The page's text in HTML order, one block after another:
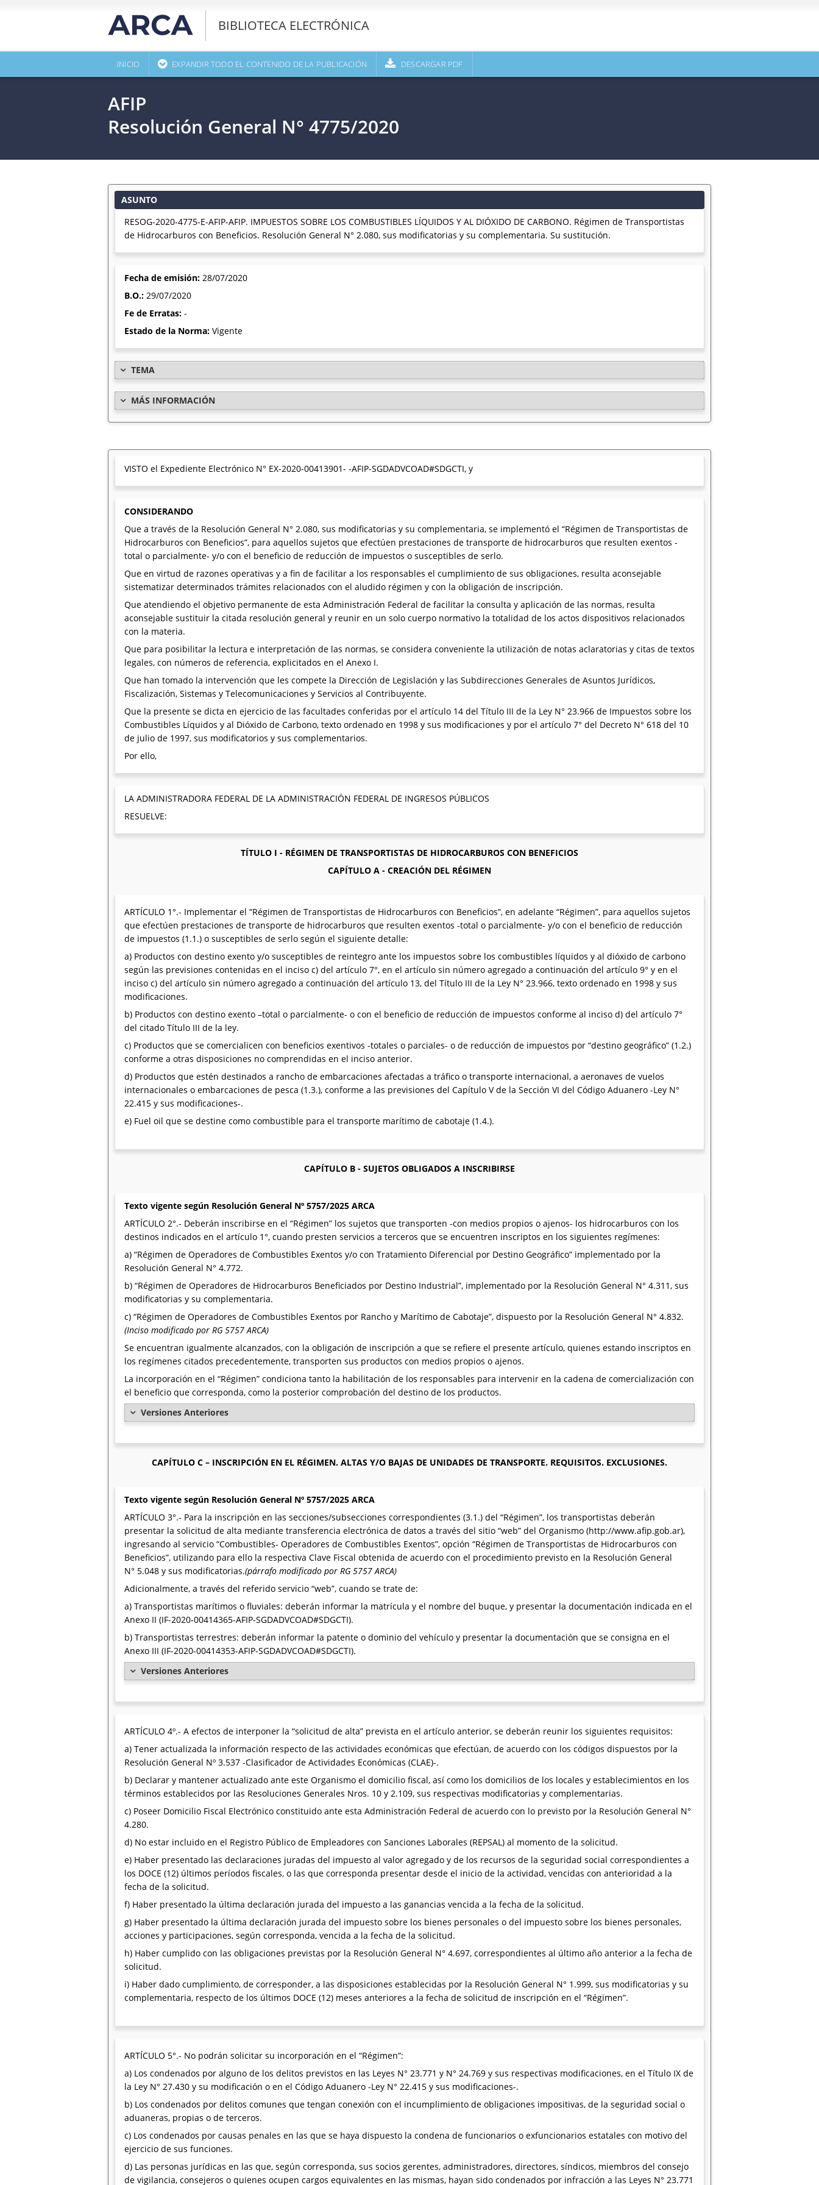
BIBLIOTECA ELECTRÓNICA
INICIO EXPANDIR TODO EL CONTENIDO DE LA PUBLICACIÓN DESCARGAR PDF
AFIP
Resolución General N° 4775/2020
ASUNTO
RESOG-2020-4775-E-AFIP-AFIP. IMPUESTOS SOBRE LOS COMBUSTIBLES LÍQUIDOS Y AL DIÓXIDO DE CARBONO. Régimen de Transportistas
de Hidrocarburos con Beneficios. Resolución General N° 2.080, sus modificatorias y su complementaria. Su sustitución.
Fecha de emisión: 28/07/2020
B.O.: 29/07/2020
Fe de Erratas: -
Estado de la Norma: Vigente
TEMA
MÁS INFORMACIÓN
VISTO el Expediente Electrónico N° EX-2020-00413901- -AFIP-SGDADVCOAD#SDGCTI, y
CONSIDERANDO
Que a través de la Resolución General N° 2.080, sus modificatorias y su complementaria, se implementó el “Régimen de Transportistas de
Hidrocarburos con Beneficios”, para aquellos sujetos que efectúen prestaciones de transporte de hidrocarburos que resulten exentos -
total o parcialmente- y/o con el beneficio de reducción de impuestos o susceptibles de serlo.
Que en virtud de razones operativas y a fin de facilitar a los responsables el cumplimiento de sus obligaciones, resulta aconsejable
sistematizar determinados trámites relacionados con el aludido régimen y con la obligación de inscripción.
Que atendiendo el objetivo permanente de esta Administración Federal de facilitar la consulta y aplicación de las normas, resulta
aconsejable sustituir la citada resolución general y reunir en un solo cuerpo normativo la totalidad de los actos dispositivos relacionados
con la materia.
Que para posibilitar la lectura e interpretación de las normas, se considera conveniente la utilización de notas aclaratorias y citas de textos
legales, con números de referencia, explicitados en el Anexo I.
Que han tomado la intervención que les compete la Dirección de Legislación y las Subdirecciones Generales de Asuntos Jurídicos,
Fiscalización, Sistemas y Telecomunicaciones y Servicios al Contribuyente.
Que la presente se dicta en ejercicio de las facultades conferidas por el artículo 14 del Título III de la Ley N° 23.966 de Impuestos sobre los
Combustibles Líquidos y al Dióxido de Carbono, texto ordenado en 1998 y sus modificaciones y por el artículo 7° del Decreto N° 618 del 10
de julio de 1997, sus modificatorios y sus complementarios.
Por ello,
LA ADMINISTRADORA FEDERAL DE LA ADMINISTRACIÓN FEDERAL DE INGRESOS PÚBLICOS
RESUELVE:
TÍTULO I - RÉGIMEN DE TRANSPORTISTAS DE HIDROCARBUROS CON BENEFICIOS
CAPÍTULO A - CREACIÓN DEL RÉGIMEN
ARTÍCULO 1°.- Implementar el “Régimen de Transportistas de Hidrocarburos con Beneficios”, en adelante “Régimen”, para aquellos sujetos
que efectúen prestaciones de transporte de hidrocarburos que resulten exentos -total o parcialmente- y/o con el beneficio de reducción
de impuestos (1.1.) o susceptibles de serlo según el siguiente detalle:
a) Productos con destino exento y/o susceptibles de reintegro ante los impuestos sobre los combustibles líquidos y al dióxido de carbono
según las previsiones contenidas en el inciso c) del artículo 7°, en el artículo sin número agregado a continuación del artículo 9° y en el
inciso c) del artículo sin número agregado a continuación del artículo 13, del Título III de la Ley N° 23.966, texto ordenado en 1998 y sus
modificaciones.
b) Productos con destino exento –total o parcialmente- o con el beneficio de reducción de impuestos conforme al inciso d) del artículo 7°
del citado Título III de la ley.
c) Productos que se comercialicen con beneficios exentivos -totales o parciales- o de reducción de impuestos por “destino geográfico” (1.2.)
conforme a otras disposiciones no comprendidas en el inciso anterior.
d) Productos que estén destinados a rancho de embarcaciones afectadas a tráfico o transporte internacional, a aeronaves de vuelos
internacionales o embarcaciones de pesca (1.3.), conforme a las previsiones del Capítulo V de la Sección VI del Código Aduanero -Ley N°
22.415 y sus modificaciones-.
e) Fuel oil que se destine como combustible para el transporte marítimo de cabotaje (1.4.).
CAPÍTULO B - SUJETOS OBLIGADOS A INSCRIBIRSE
Texto vigente según Resolución General Nº 5757/2025 ARCA
ARTÍCULO 2°.- Deberán inscribirse en el “Régimen” los sujetos que transporten -con medios propios o ajenos- los hidrocarburos con los
destinos indicados en el artículo 1°, cuando presten servicios a terceros que se encuentren inscriptos en los siguientes regímenes:
a) “Régimen de Operadores de Combustibles Exentos y/o con Tratamiento Diferencial por Destino Geográfico” implementado por la
Resolución General N° 4.772.
b) “Régimen de Operadores de Hidrocarburos Beneficiados por Destino Industrial”, implementado por la Resolución General N° 4.311, sus
modificatorias y su complementaria.
c) “Régimen de Operadores de Combustibles Exentos por Rancho y Marítimo de Cabotaje”, dispuesto por la Resolución General N° 4.832.
(Inciso modificado por RG 5757 ARCA)
Se encuentran igualmente alcanzados, con la obligación de inscripción a que se refiere el presente artículo, quienes estando inscriptos en
los regímenes citados precedentemente, transporten sus productos con medios propios o ajenos.
La incorporación en el “Régimen” condiciona tanto la habilitación de los responsables para intervenir en la cadena de comercialización con
el beneficio que corresponda, como la posterior comprobación del destino de los productos.
Versiones Anteriores
CAPÍTULO C – INSCRIPCIÓN EN EL RÉGIMEN. ALTAS Y/O BAJAS DE UNIDADES DE TRANSPORTE. REQUISITOS. EXCLUSIONES.
Texto vigente según Resolución General Nº 5757/2025 ARCA
ARTÍCULO 3°.- Para la inscripción en las secciones/subsecciones correspondientes (3.1.) del “Régimen”, los transportistas deberán
presentar la solicitud de alta mediante transferencia electrónica de datos a través del sitio “web” del Organismo (http://www.afip.gob.ar),
ingresando al servicio “Combustibles- Operadores de Combustibles Exentos”, opción “Régimen de Transportistas de Hidrocarburos con
Beneficios”, utilizando para ello la respectiva Clave Fiscal obtenida de acuerdo con el procedimiento previsto en la Resolución General
N° 5.048 y sus modificatorias.(párrafo modificado por RG 5757 ARCA)
Adicionalmente, a través del referido servicio “web”, cuando se trate de:
a) Transportistas marítimos o fluviales: deberán informar la matrícula y el nombre del buque, y presentar la documentación indicada en el
Anexo II (IF-2020-00414365-AFIP-SGDADVCOAD#SDGCTI).
b) Transportistas terrestres: deberán informar la patente o dominio del vehículo y presentar la documentación que se consigna en el
Anexo III (IF-2020-00414353-AFIP-SGDADVCOAD#SDGCTI).
Versiones Anteriores
ARTÍCULO 4º.- A efectos de interponer la “solicitud de alta” prevista en el artículo anterior, se deberán reunir los siguientes requisitos:
a) Tener actualizada la información respecto de las actividades económicas que efectúan, de acuerdo con los códigos dispuestos por la
Resolución General Nº 3.537 -Clasificador de Actividades Económicas (CLAE)-.
b) Declarar y mantener actualizado ante este Organismo el domicilio fiscal, así como los domicilios de los locales y establecimientos en los
términos establecidos por las Resoluciones Generales Nros. 10 y 2.109, sus respectivas modificatorias y complementarias.
c) Poseer Domicilio Fiscal Electrónico constituido ante esta Administración Federal de acuerdo con lo previsto por la Resolución General N°
4.280.
d) No estar incluido en el Registro Público de Empleadores con Sanciones Laborales (REPSAL) al momento de la solicitud.
e) Haber presentado las declaraciones juradas del impuesto al valor agregado y de los recursos de la seguridad social correspondientes a
los DOCE (12) últimos períodos fiscales, o las que corresponda presentar desde el inicio de la actividad, vencidas con anterioridad a la
fecha de la solicitud.
f) Haber presentado la última declaración jurada del impuesto a las ganancias vencida a la fecha de la solicitud.
g) Haber presentado la última declaración jurada del impuesto sobre los bienes personales o del impuesto sobre los bienes personales,
acciones y participaciones, según corresponda, vencida a la fecha de la solicitud.
h) Haber cumplido con las obligaciones previstas por la Resolución General N° 4.697, correspondientes al último año anterior a la fecha de
solicitud.
i) Haber dado cumplimiento, de corresponder, a las disposiciones establecidas por la Resolución General N° 1.999, sus modificatorias y su
complementaria, respecto de los últimos DOCE (12) meses anteriores a la fecha de solicitud de inscripción en el “Régimen”.
ARTÍCULO 5°.- No podrán solicitar su incorporación en el “Régimen”:
a) Los condenados por alguno de los delitos previstos en las Leyes N° 23.771 y N° 24.769 y sus respectivas modificaciones, en el Título IX de
la Ley N° 27.430 y su modificación o en el Código Aduanero -Ley N° 22.415 y sus modificaciones-.
b) Los condenados por delitos comunes que tengan conexión con el incumplimiento de obligaciones impositivas, de la seguridad social o
aduaneras, propias o de terceros.
c) Los condenados por causas penales en las que se haya dispuesto la condena de funcionarios o exfuncionarios estatales con motivo del
ejercicio de sus funciones.
d) Las personas jurídicas en las que, según corresponda, sus socios gerentes, administradores, directores, síndicos, miembros del consejo
de vigilancia, consejeros o quienes ocupen cargos equivalentes en las mismas, hayan sido condenados por infracción a las Leyes N° 23.771